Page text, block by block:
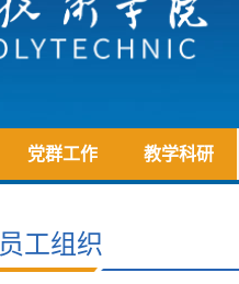
党群工作 教学科研
员工组织